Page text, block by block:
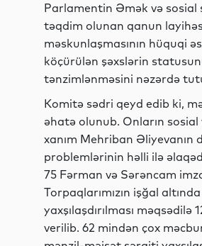
Parlamentin Əmək və sosial
təqdim olunan qanun
məskunlaşmasının hüquqi
köçürülən şəxslərin
tənzimlənməsini nəzərdə
Komitə sədri qeyd edib ki,
əhatə olunub. Onların
xanım Mehriban
problemlərinin həlli ilə
75 Fərman və Sərəncam
Torpaqlarımızın işğal
yaxşılaşdırılması
verilib. 62 mindən çox